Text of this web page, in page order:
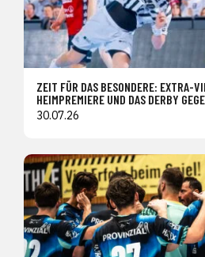
ZEIT FÜR DAS BESONDERE: EXTRA-
HEIMPREMIERE UND DAS DERBY
30.07.26